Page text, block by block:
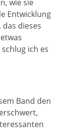
wie sie
Entwicklung
dieses
ich es
Band den